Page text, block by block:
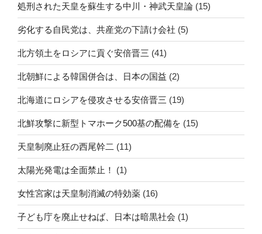
処刑された天皇を蘇生する中川・神武天皇論 (15)
劣化する自民党は、共産党の下請け会社 (5)
北方領土をロシアに貢ぐ安倍晋三 (41)
北朝鮮による韓国併合は、日本の国益 (2)
北海道にロシアを侵攻させる安倍晋三 (19)
北鮮攻撃に新型トマホーク500基の配備を (15)
天皇制廃止狂の西尾幹二 (11)
太陽光発電は全面禁止！ (1)
女性宮家は天皇制消滅の特効薬 (16)
子ども庁を廃止せねば、日本は暗黒社会 (1)